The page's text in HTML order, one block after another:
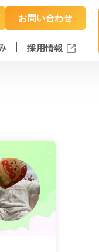
お問い合わせ
採用情報